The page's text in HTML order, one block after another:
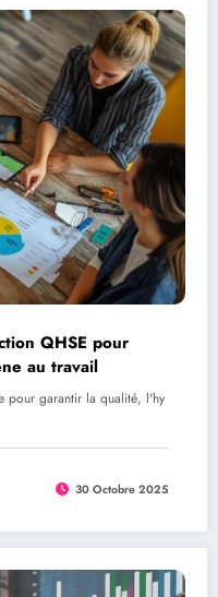
QHSE pour
au travail
pour garantir la qualité, l'hy
30 Octobre 2025